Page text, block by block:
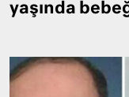
yaşında